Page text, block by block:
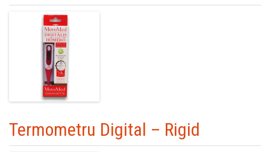
Termometru Digital – Rigid